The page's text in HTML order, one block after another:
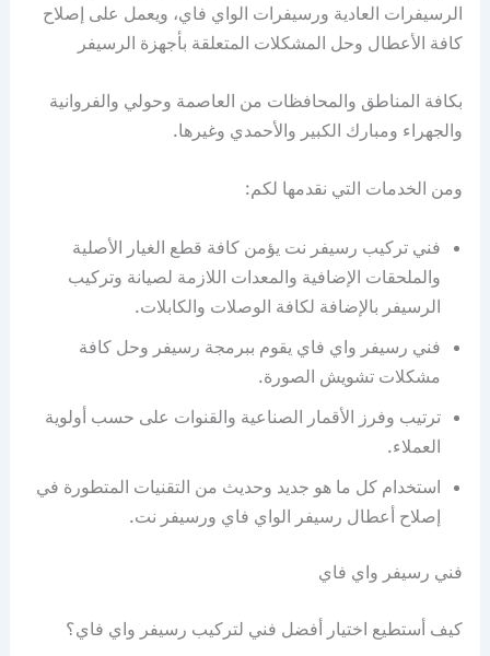
الرسيفرات العادية ورسيفرات الواي فاي، ويعمل على إصلاح
كافة الأعطال وحل المشكلات المتعلقة بأجهزة الرسيفر
بكافة المناطق والمحافظات من العاصمة وحولي والفروانية
والجهراء ومبارك الكبير والأحمدي وغيرها.
ومن الخدمات التي نقدمها لكم:
فني تركيب رسيفر نت يؤمن كافة قطع الغيار الأصلية
والملحقات الإضافية والمعدات اللازمة لصيانة وتركيب
الرسيفر بالإضافة لكافة الوصلات والكابلات.
فني رسيفر واي فاي يقوم ببرمجة رسيفر وحل كافة
مشكلات تشويش الصورة.
ترتيب وفرز الأقمار الصناعية والقنوات على حسب أولوية
العملاء.
استخدام كل ما هو جديد وحديث من التقنيات المتطورة في
إصلاح أعطال رسيفر الواي فاي ورسيفر نت.
فني رسيفر واي فاي
كيف أستطيع اختيار أفضل فني لتركيب رسيفر واي فاي؟